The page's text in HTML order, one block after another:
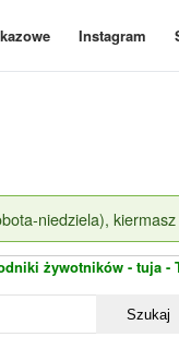
Instagram
niedziela),
żywotników - tuja -
Szukaj